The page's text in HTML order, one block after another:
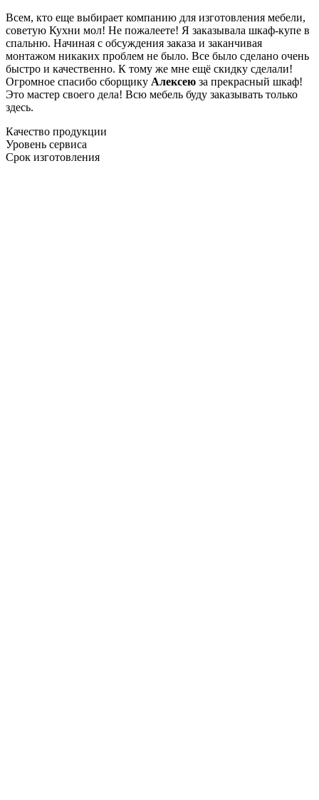
Всем, кто еще выбирает компанию для изготовления мебели,
советую Кухни мол! Не пожалеете! Я заказывала шкаф-купе в
спальню. Начиная с обсуждения заказа и заканчивая
монтажом никаких проблем не было. Все было сделано очень
быстро и качественно. К тому же мне ещё скидку сделали!
Огромное спасибо сборщику Алексею за прекрасный шкаф!
Это мастер своего дела! Всю мебель буду заказывать только
здесь.
Качество продукции
Уровень сервиса
Срок изготовления